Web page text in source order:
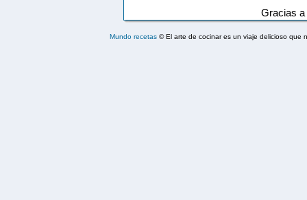
Gracias
Mundo recetas© El arte de cocinar es un viaje delicioso que